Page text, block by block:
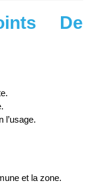
De
l’usage.
et la zone.